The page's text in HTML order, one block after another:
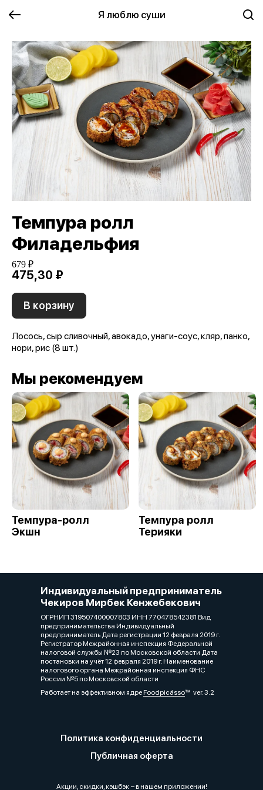
Я люблю суши
Темпура ролл
Филадельфия
679 ₽
475,30 ₽
В корзину
Лосось, сыр сливочный, авокадо, унаги-соус, кляр, панко,
нори, рис (8 шт.)
Мы рекомендуем
Темпура-ролл
Экшн
Темпура ролл
Терияки
Индивидуальный предприниматель
Чекиров Мирбек Кенжебекович
ОГРНИП 319507400007803 ИНН 770478542381 Вид
предпринимательства Индивидуальный
предприниматель Дата регистрации 12 февраля 2019 г.
Регистратор Межрайонная инспекция Федеральной
налоговой службы №23 по Московской области Дата
постановки на учёт 12 февраля 2019 г. Наименование
налогового органа Межрайонная инспекция ФНС
России №5 по Московской области
Работает на эффективном ядреFoodpicássover. 3.2
Политика конфиденциальности
Публичная оферта
Акции, скидки, кэшбэк − в нашем приложении!